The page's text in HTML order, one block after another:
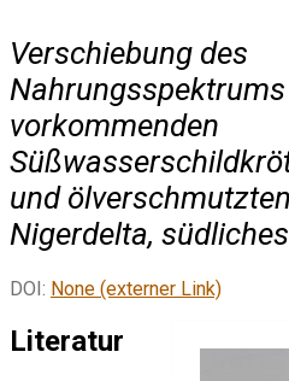
Verschiebung des
vorkommenden
und
Nigerdelta,
DOI: None (externer Link)
Literatur